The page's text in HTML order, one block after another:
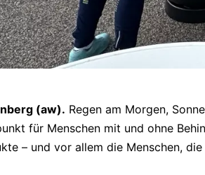
(aw). Regen am Morgen,
für Menschen mit und ohne
– und vor allem die Menschen,